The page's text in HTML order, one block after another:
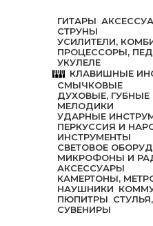
ГИТАРЫ
СТРУНЫ
УСИЛИТЕЛИ,
ПРОЦЕССОРЫ,
УКУЛЕЛЕ
КЛАВИШНЫЕ
СМЫЧКОВЫЕ
ДУХОВЫЕ,
МЕЛОДИКИ
УДАРНЫЕ
ПЕРКУССИЯ И
ИНСТРУМЕНТЫ
СВЕТОВОЕ
МИКРОФОНЫ И
АКСЕССУАРЫ
КАМЕРТОНЫ,
НАУШНИКИ
ПЮПИТРЫ
СУВЕНИРЫ